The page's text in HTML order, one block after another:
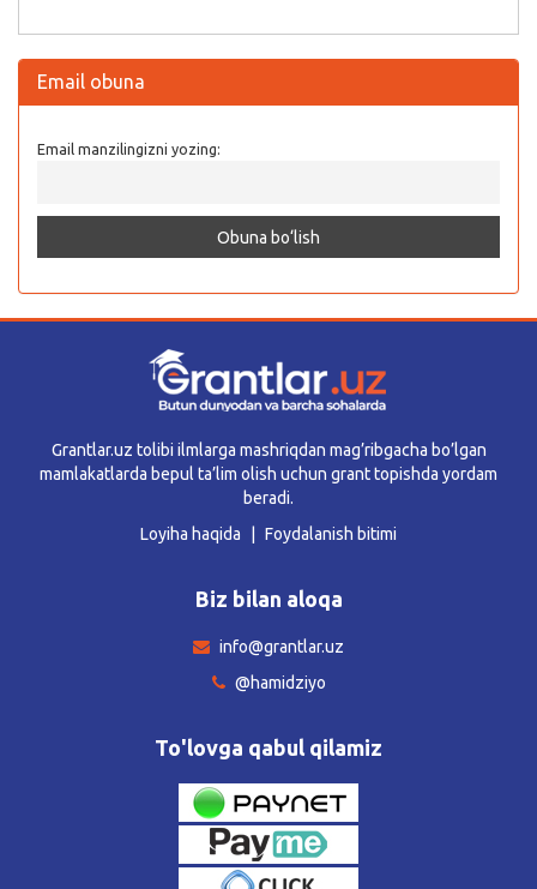
Email obuna
Email manzilingizni yozing:
Grantlar.uz tolibi ilmlarga mashriqdan mag’ribgacha bo’lgan
mamlakatlarda bepul ta’lim olish uchun grant topishda yordam
beradi.
Loyiha haqida
Foydalanish bitimi
Biz bilan aloqa
info@grantlar.uz
@hamidziyo
To'lovga qabul qilamiz